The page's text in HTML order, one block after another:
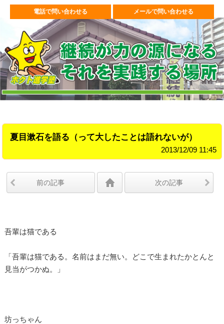
電話で問い合わせる メールで問い合わせる
夏目漱石を語る（って大したことは語れないが）
2013/12/09 11:45
前の記事 次の記事
吾輩は猫である
「吾輩は猫である。名前はまだ無い。どこで生まれたかとんと
見当がつかぬ。」
坊っちゃん